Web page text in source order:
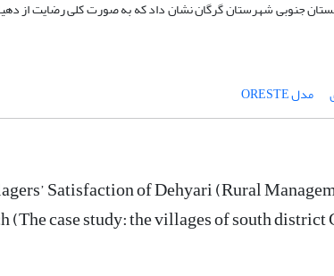
جنوبی شهرستان گرگان نشان داد که به صورت کلی رضایت از
مدل ORESTE
Satisfaction of Dehyari (Rural
(The case study: the villages of south